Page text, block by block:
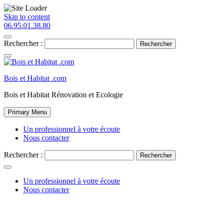
Skip to content
06.95.01.38.80
Rechercher :
Bois et Habitat .com
Bois et Habitat Rénovation et Ecologie
Primary Menu
Un professionnel à votre écoute
Nous contacter
Rechercher :
Un professionnel à votre écoute
Nous contacter